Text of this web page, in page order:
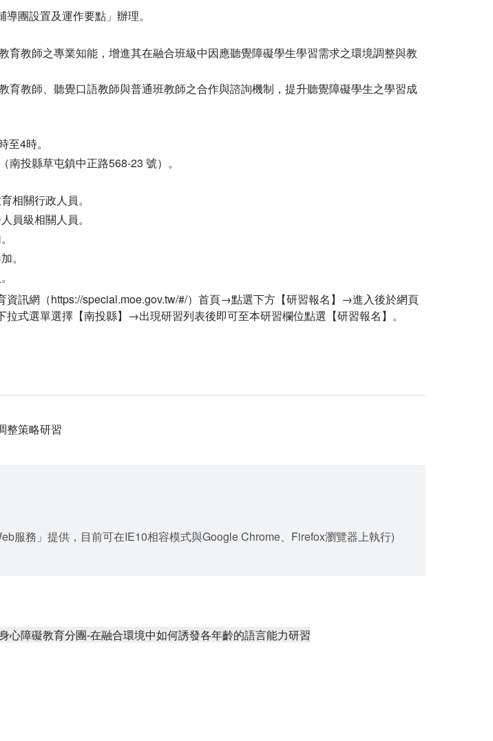
團設置及運作要點」辦理。
育教師之專業知能，增進其在融合班級中因應聽覺障礙學生學習需求之環境調整與教
育教師、聽覺口語教師與普通班教師之合作與諮詢機制，提升聽覺障礙學生之學習成
4時。
投縣草屯鎮中正路568-23 號）。
相關行政人員。
員級相關人員。
。
資訊網（https://special.moe.gov.tw/#/）首頁→點選下方【研習報名】→進入後於網頁
式選單選擇【南投縣】→出現研習列表後即可至本研習欄位點選【研習報名】。
整策略研習
服務」提供，目前可在IE10相容模式與Google Chrome、Firefox瀏覽器上執行)
心障礙教育分團-在融合環境中如何誘發各年齡的語言能力研習